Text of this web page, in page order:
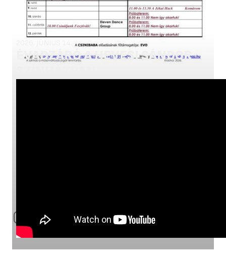
Galériák ÖSSZES GALÉRIA
ÉVADZÁRÓ A HEVESI SÁNDOR